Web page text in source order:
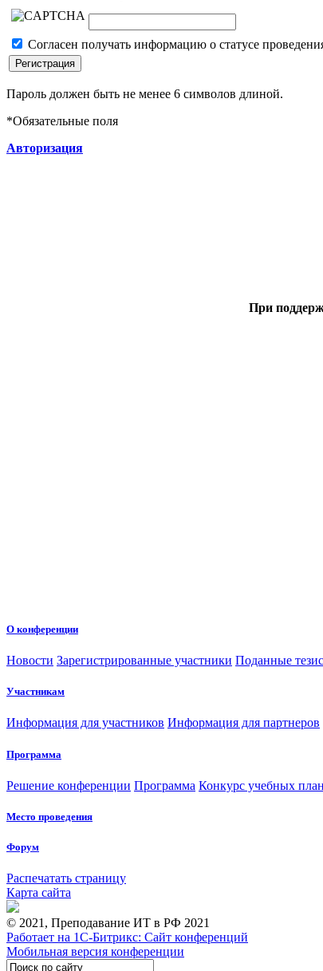
Согласен получать информацию о статусе
Пароль должен быть не менее 6 символов длиной.
*Обязательные поля
Авторизация
При
О конференции
Новости Зарегистрированные участники Поданные
Участникам
Информация для участников Информация для партнеров
Программа
Решение конференции Программа Конкурс учебных
Место проведения
Форум
Распечатать страницу
Карта сайта
© 2021, Преподавание ИТ в РФ 2021
Работает на 1С-Битрикс: Сайт конференций
Мобильная версия конференции